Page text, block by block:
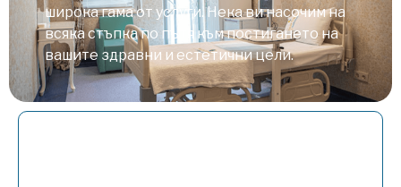
широка гама от услуги. Нека ви насочим на
всяка стъпка по пътя към постигането на
вашите здравни и естетични цели.